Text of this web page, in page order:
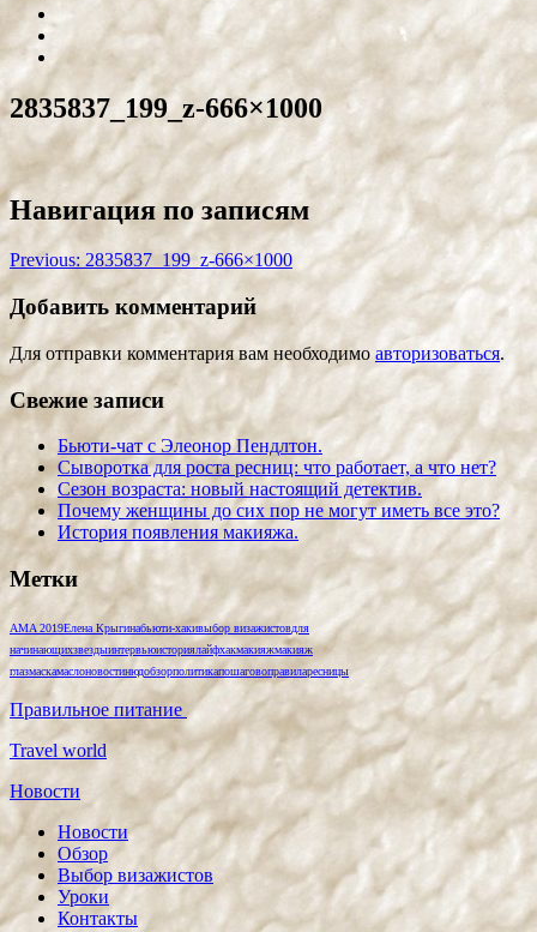
2835837_199_z-666×1000
Навигация по записям
Previous: 2835837_199_z-666×1000
Добавить комментарий
Для отправки комментария вам необходимо авторизоваться.
Свежие записи
Бьюти-чат с Элеонор Пендлтон.
Сыворотка для роста ресниц: что работает, а что нет?
Сезон возраста: новый настоящий детектив.
Почему женщины до сих пор не могут иметь все это?
История появления макияжа.
Метки
AMA 2019Елена Крыгинабьюти-хакивыбор визажистовдля
начинающихзвездыинтервьюисториялайфхакмакияжмакияж
глазмаскамаслоновостинюдобзорполитикапошаговоправиларесницы
Правильное питание
Travel world
Новости
Новости
Обзор
Выбор визажистов
Уроки
Контакты